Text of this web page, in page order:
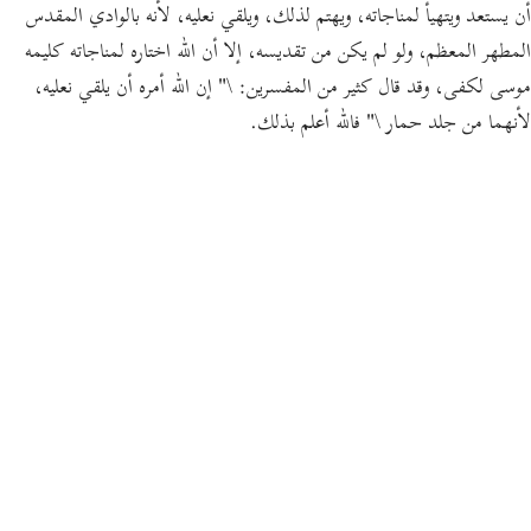
أن يستعد ويتهيأ لمناجاته، ويهتم لذلك، ويلقي نعليه، لأنه بالوادي المقدس
المطهر المعظم، ولو لم يكن من تقديسه، إلا أن الله اختاره لمناجاته كليمه
موسى لكفى، وقد قال كثير من المفسرين: \" إن الله أمره أن يلقي نعليه،
لأنهما من جلد حمار \" فالله أعلم بذلك.